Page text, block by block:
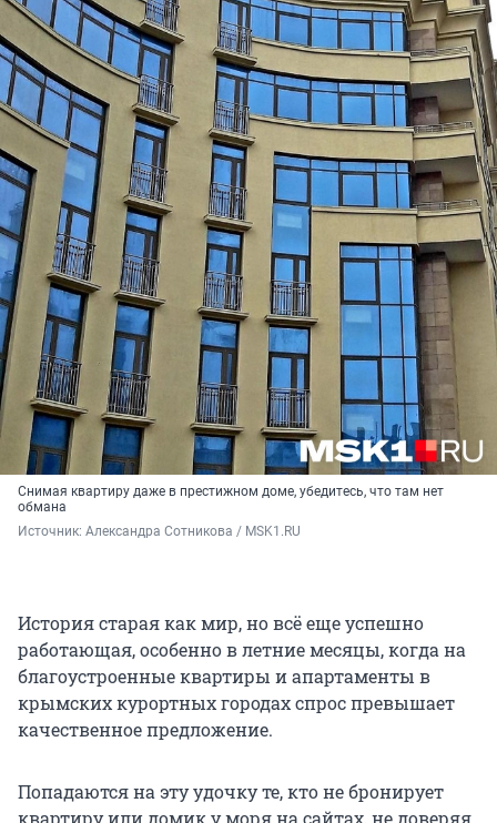
Снимая квартиру даже в престижном доме, убедитесь, что там нет
обмана
Источник: Александра Сотникова / MSK1.RU
История старая как мир, но всё еще успешно
работающая, особенно в летние месяцы, когда на
благоустроенные квартиры и апартаменты в
крымских курортных городах спрос превышает
качественное предложение.
Попадаются на эту удочку те, кто не бронирует
квартиру или домик у моря на сайтах, не доверяя